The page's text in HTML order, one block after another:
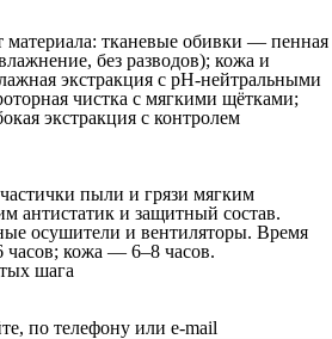
материала: тканевые обивки — пенная
без разводов); кожа и
экстракция с pH‑нейтральными
чистка с мягкими щётками;
экстракция с контролем
пыли и грязи мягким
антистатик и защитный состав.
осушители и вентиляторы. Время
кожа — 6–8 часов.
шага
по телефону или e-mail